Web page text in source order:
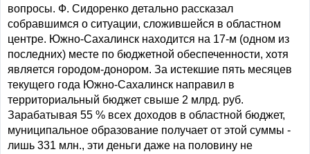
вопросы. Ф. Сидоренко детально рассказал
собравшимся о ситуации, сложившейся в областном
центре. Южно-Сахалинск находится на 17-м (одном из
последних) месте по бюджетной обеспеченности, хотя
является городом-донором. За истекшие пять месяцев
текущего года Южно-Сахалинск направил в
территориальный бюджет свыше 2 млрд. руб.
Зарабатывая 55 % всех доходов в областной бюджет,
муниципальное образование получает от этой суммы -
лишь 331 млн., эти деньги даже на половину не